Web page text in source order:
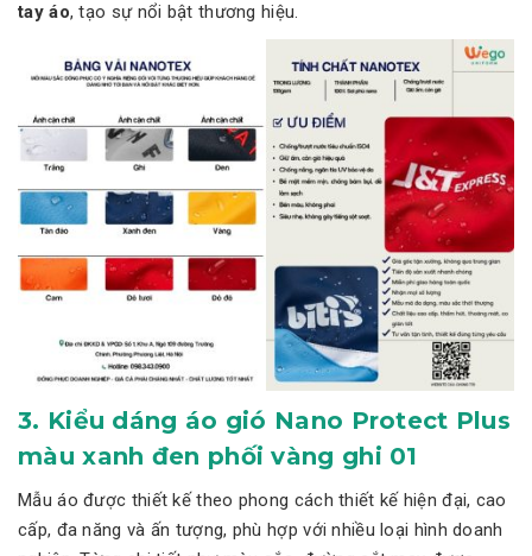
tay áo, tạo sự nổi bật thương hiệu.
3. Kiểu dáng áo gió Nano Protect Plus
màu xanh đen phối vàng ghi 01
Mẫu áo được thiết kế theo phong cách thiết kế hiện đại, cao
cấp, đa năng và ấn tượng, phù hợp với nhiều loại hình doanh